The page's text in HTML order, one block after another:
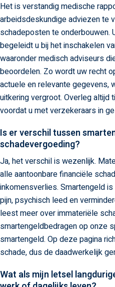
Het is verstandig medische
arbeidsdeskundige adviezen te
schadeposten te
begeleidt u bij het inschakelen
waaronder medisch adviseurs
beoordelen. Zo wordt uw recht
actuele en relevante gegevens,
uitkering vergroot. Overleg altijd
voordat u met verzekeraars in
Is er verschil tussen
schadevergoeding?
Ja, het verschil is wezenlijk.
alle aantoonbare financiële
inkomensverlies. Smartengeld
pijn, psychisch leed en
leest meer over immateriële
smartengeldbedragen op onze
smartengeld. Op deze pagina
schade, dus de daadwerkelijk
Wat als mijn letsel